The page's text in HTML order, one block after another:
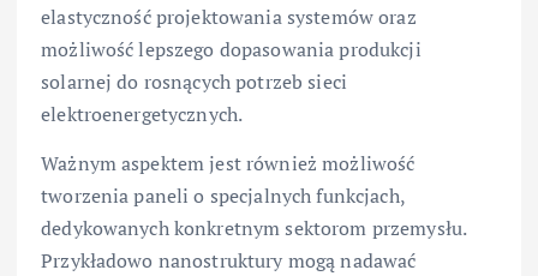
elastyczność projektowania systemów oraz
możliwość lepszego dopasowania produkcji
solarnej do rosnących potrzeb sieci
elektroenergetycznych.
Ważnym aspektem jest również możliwość
tworzenia paneli o specjalnych funkcjach,
dedykowanych konkretnym sektorom przemysłu.
Przykładowo nanostruktury mogą nadawać